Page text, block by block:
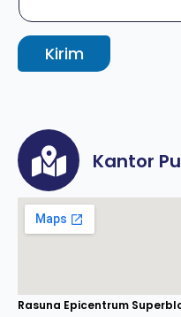
Kirim
Kantor
Rasuna Epicentrum